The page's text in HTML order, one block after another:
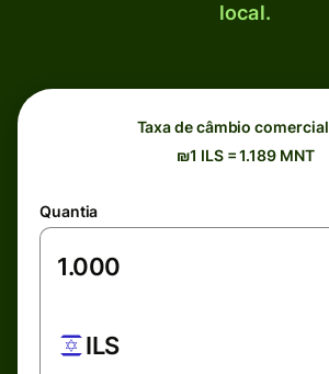
local.
Taxa de câmbio comercial
₪1 ILS = 1.189 MNT
Quantia
ILS